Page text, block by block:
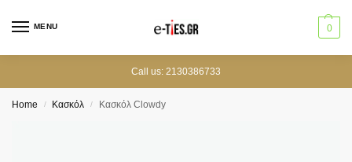
MENU 0
Call us: 2130386733
Home / Κασκόλ / Κασκόλ Clowdy